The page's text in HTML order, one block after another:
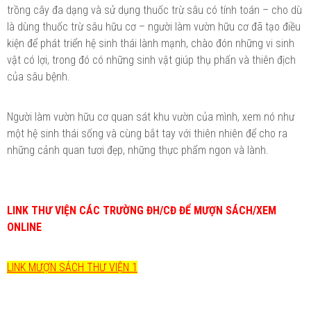
trồng cây đa dạng và sử dụng thuốc trừ sâu có tính toán – cho dù
là dùng thuốc trừ sâu hữu cơ – người làm vườn hữu cơ đã tạo điều
kiện để phát triển hệ sinh thái lành mạnh, chào đón những vi sinh
vật có lợi, trong đó có những sinh vật giúp thụ phấn và thiên địch
của sâu bệnh.
Người làm vườn hữu cơ quan sát khu vườn của mình, xem nó như
một hệ sinh thái sống và cùng bắt tay với thiên nhiên để cho ra
những cảnh quan tươi đẹp, những thực phẩm ngon và lành.
LINK THƯ VIỆN CÁC TRƯỜNG ĐH/CĐ ĐỂ MƯỢN SÁCH/XEM
ONLINE
LINK MƯỢN SÁCH THƯ VIỆN 1